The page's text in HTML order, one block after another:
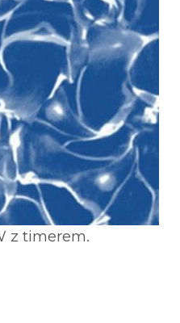
z timerem.